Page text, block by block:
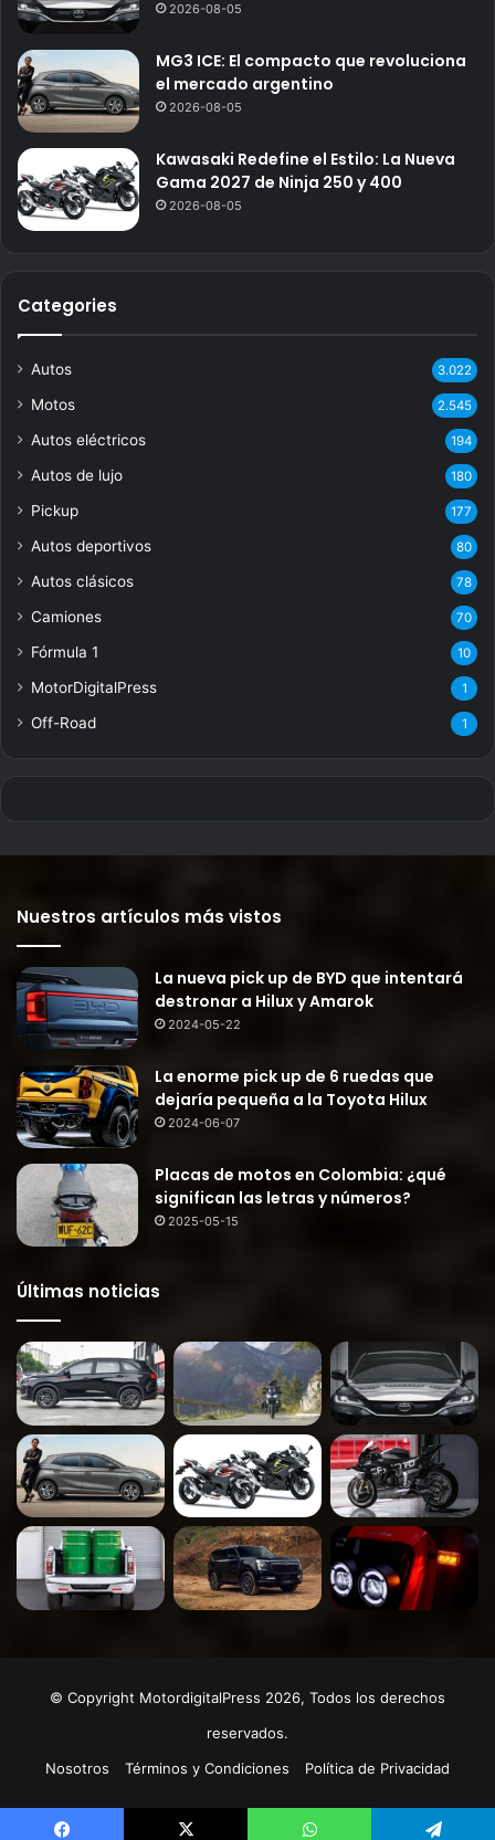
2026-08-05
MG3 ICE: El compacto que revoluciona
el mercado argentino
2026-08-05
Kawasaki Redefine el Estilo: La Nueva
Gama 2027 de Ninja 250 y 400
2026-08-05
Categories
Autos 3.022
Motos 2.545
Autos eléctricos 194
Autos de lujo 180
Pickup 177
Autos deportivos 80
Autos clásicos 78
Camiones 70
Fórmula 1 10
MotorDigitalPress 1
Off-Road 1
Nuestros artículos más vistos
La nueva pick up de BYD que intentará
destronar a Hilux y Amarok
2024-05-22
La enorme pick up de 6 ruedas que
dejaría pequeña a la Toyota Hilux
2024-06-07
Placas de motos en Colombia: ¿qué
significan las letras y números?
2025-05-15
Últimas noticias
© Copyright MotordigitalPress 2026, Todos los derechos
reservados.
Nosotros
Términos y Condiciones Política de Privacidad